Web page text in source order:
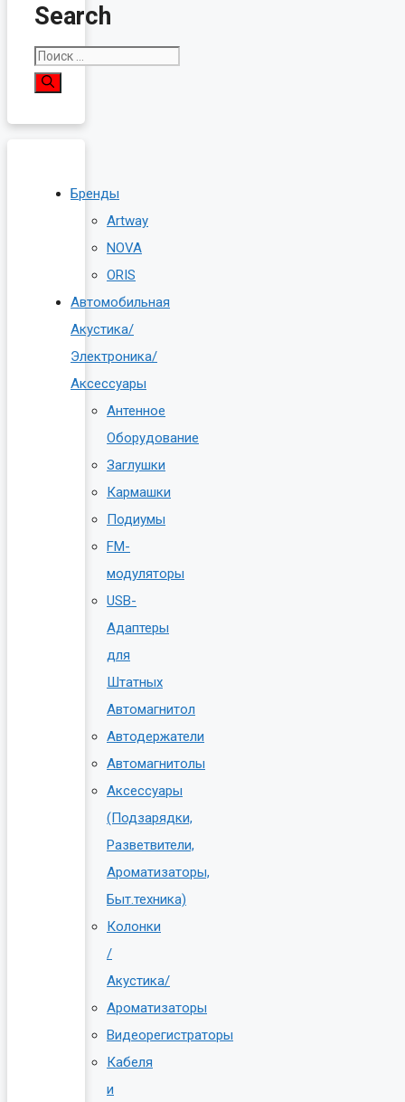
Search
Поиск:
Бренды
Artway
NOVA
ORIS
Автомобильная
Акустика/
Электроника/
Аксессуары
Антенное
Оборудование
Заглушки
Кармашки
Подиумы
FM-
модуляторы
USB-
Адаптеры
для
Штатных
Автомагнитол
Автодержатели
Автомагнитолы
Аксессуары
(Подзарядки,
Разветвители,
Ароматизаторы,
Быт.техника)
Колонки
/
Акустика/
Ароматизаторы
Видеорегистраторы
Кабеля
и